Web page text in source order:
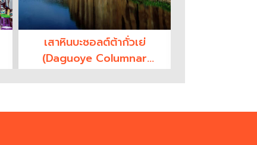
เสาหินบะซอลต์ต้ากั่วเย่
(Daguoye Columnar
Basalt)